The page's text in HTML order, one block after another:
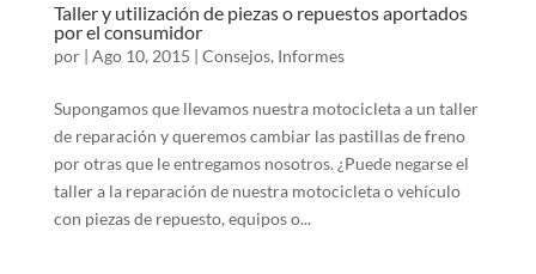
Taller y utilización de piezas o repuestos aportados
por el consumidor
por | Ago 10, 2015 | Consejos, Informes
Supongamos que llevamos nuestra motocicleta a un taller
de reparación y queremos cambiar las pastillas de freno
por otras que le entregamos nosotros. ¿Puede negarse el
taller a la reparación de nuestra motocicleta o vehículo
con piezas de repuesto, equipos o...